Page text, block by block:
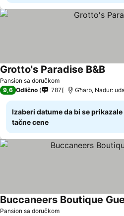
Pansion sa doručkom
Grotto's Paradise B&B
9,6 Odlično 787 Għarb, Nadur:
Izaberi datume da bi se prikazale
tačne cene
Pansion sa doručkom
Buccaneers Boutique